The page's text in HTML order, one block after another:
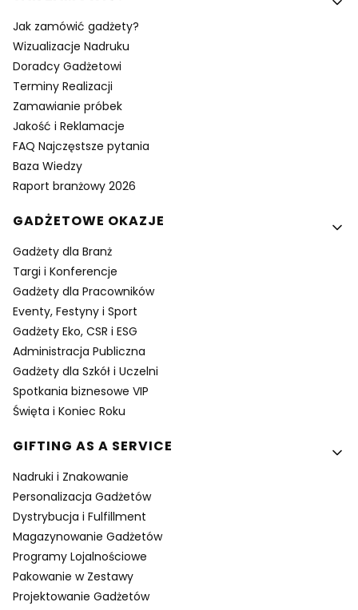
Jak zamówić gadżety?
Wizualizacje Nadruku
Doradcy Gadżetowi
Terminy Realizacji
Zamawianie próbek
Jakość i Reklamacje
FAQ Najczęstsze pytania
Baza Wiedzy
Raport branżowy 2026
GADŻETOWE OKAZJE
Gadżety dla Branż
Targi i Konferencje
Gadżety dla Pracowników
Eventy, Festyny i Sport
Gadżety Eko, CSR i ESG
Administracja Publiczna
Gadżety dla Szkół i Uczelni
Spotkania biznesowe VIP
Święta i Koniec Roku
GIFTING AS A SERVICE
Nadruki i Znakowanie
Personalizacja Gadżetów
Dystrybucja i Fulfillment
Magazynowanie Gadżetów
Programy Lojalnościowe
Pakowanie w Zestawy
Projektowanie Gadżetów